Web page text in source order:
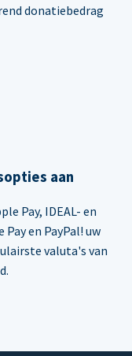
donatiebedrag
aan
Pay, IDEAL- en
en PayPal! uw
valuta's van